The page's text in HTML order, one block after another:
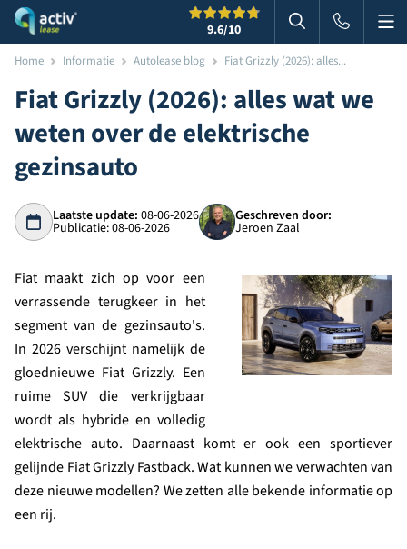
9.6/10 Zoeken in
Home Informatie Autolease blog Fiat Grizzly (2026): alles...
Fiat Grizzly (2026): alles wat we
weten over de elektrische
gezinsauto
Laatste update: 08-06-2026
Publicatie: 08-06-2026
Geschreven door:
Jeroen Zaal
Fiat maakt zich op voor een
verrassende terugkeer in het
segment van de gezinsauto's.
In 2026 verschijnt namelijk de
gloednieuwe Fiat Grizzly. Een
ruime SUV die verkrijgbaar
wordt als hybride en volledig
elektrische auto. Daarnaast komt er ook een sportiever
gelijnde Fiat Grizzly Fastback. Wat kunnen we verwachten van
deze nieuwe modellen? We zetten alle bekende informatie op
een rij.